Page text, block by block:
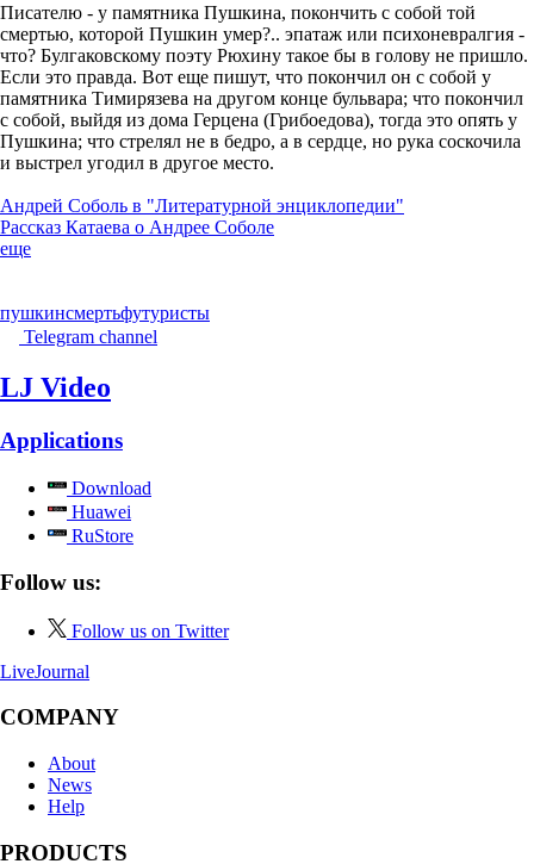
Писателю - у памятника Пушкина, покончить с собой той
смертью, которой Пушкин умер?.. эпатаж или психоневралгия -
что? Булгаковскому поэту Рюхину такое бы в голову не пришло.
Если это правда. Вот еще пишут, что покончил он с собой у
памятника Тимирязева на другом конце бульвара; что покончил
с собой, выйдя из дома Герцена (Грибоедова), тогда это опять у
Пушкина; что стрелял не в бедро, а в сердце, но рука соскочила
и выстрел угодил в другое место.
Андрей Соболь в "Литературной энциклопедии"
Рассказ Катаева о Андрее Соболе
еще
пушкинсмертьфутуристы
Telegram channel
LJ Video
Applications
Download
Huawei
RuStore
Follow us:
Follow us on Twitter
LiveJournal
COMPANY
About
News
Help
PRODUCTS